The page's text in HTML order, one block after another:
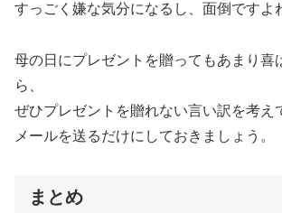
すっごく嫌な気分になるし、面倒ですよ
母の日にプレゼントを贈ってもあまり喜
ら、
ぜひプレゼントを贈れない言い訳を考え
メールを送るだけにしておきましょう。
まとめ